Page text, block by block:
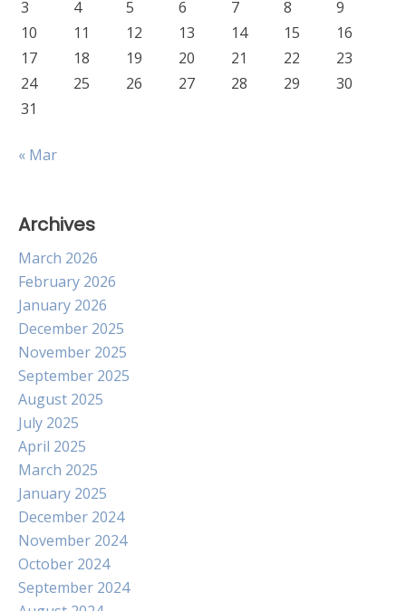
3
4 5 6 7 8
9
10
11 12 13 14 15
16
17
18 19 20 21 22
23
24
25 26 27 28 29
30
31
« Mar
Archives
March 2026
February 2026
January 2026
December 2025
November 2025
September 2025
August 2025
July 2025
April 2025
March 2025
January 2025
December 2024
November 2024
October 2024
September 2024